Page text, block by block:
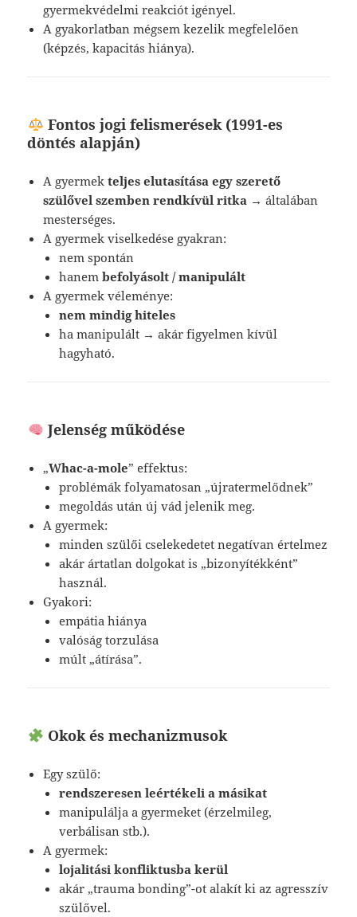
gyermekvédelmi reakciót igényel.
A gyakorlatban mégsem kezelik megfelelően
(képzés, kapacitás hiánya).
Fontos jogi felismerések (1991-es
döntés alapján)
A gyermekteljes elutasítása egy szerető
szülővel szemben rendkívül ritka → általában
mesterséges.
A gyermek viselkedése gyakran:
nem spontán
hanembefolyásolt / manipulált
A gyermek véleménye:
nem mindig hiteles
ha manipulált → akár figyelmen kívül
hagyható.
Jelenség működése
„Whac-a-mole” effektus:
problémák folyamatosan „újratermelődnek”
megoldás után új vád jelenik meg.
A gyermek:
minden szülői cselekedetet negatívan értelmez
akár ártatlan dolgokat is „bizonyítékként”
használ.
Gyakori:
empátia hiánya
valóság torzulása
múlt „átírása”.
Okok és mechanizmusok
Egy szülő:
rendszeresen leértékeli a másikat
manipulálja a gyermeket (érzelmileg,
verbálisan stb.).
A gyermek:
lojalitási konfliktusba kerül
akár „trauma bonding”-ot alakít ki az agresszív
szülővel.